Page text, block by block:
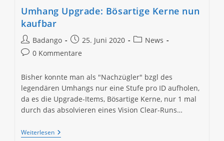
Umhang Upgrade: Bösartige Kerne nun
kaufbar
Beitrags-
Autor:
Badango
Beitrag
veröffentlicht:
25. Juni 2020
Beitrags-
News
Beitrags-
0 Kommentare
Bisher konnte man als "Nachzügler" bzgl des
legendären Umhangs nur eine Stufe pro ID aufholen,
da es die Upgrade-Items, Bösartige Kerne, nur 1 mal
durch das absolvieren eines Vision Clear-Runs…
WeiterlesenUmhang